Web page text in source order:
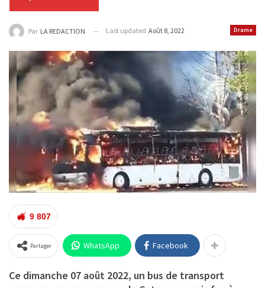
Drame
Par LA REDACTION Last updated Août 8, 2022
9 807
Partager WhatsApp Facebook
Ce dimanche 07 août 2022, un bus de transport